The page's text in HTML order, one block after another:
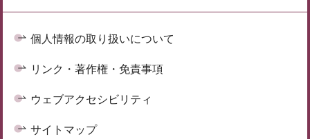
個人情報の取り扱いについて
リンク・著作権・免責事項
ウェブアクセシビリティ
サイトマップ